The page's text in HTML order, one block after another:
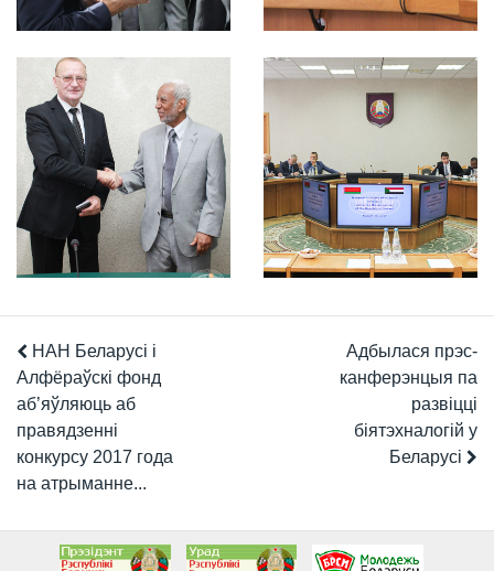
НАН Беларусі і
Алфёраўскі фонд
аб’яўляюць аб
правядзенні
конкурсу 2017 года
на атрыманне...
Адбылася прэс-
канферэнцыя па
развіцці
біятэхналогій у
Беларусі